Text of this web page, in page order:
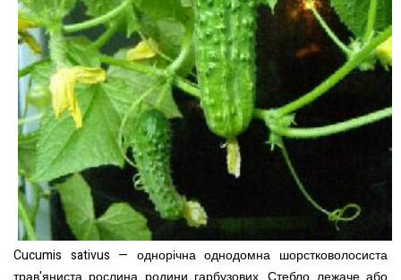
Cucumis sativus — однорічна однодомна шорстковолосиста